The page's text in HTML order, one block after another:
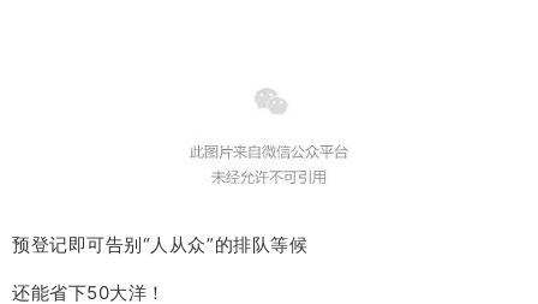
预登记即可告别“人从众”的排队等候
还能省下50大洋！